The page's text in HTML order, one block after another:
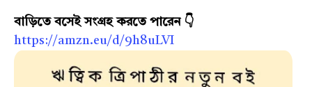
বাড়িতে বসেই সংগ্রহ করতে পারেন 👇
https://amzn.eu/d/9h8uLVI